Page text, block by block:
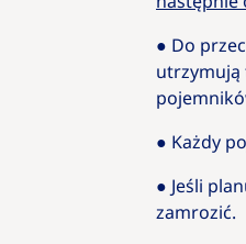
● Do
utrzymują
● Każdy
● Jeśli
zamrozić.